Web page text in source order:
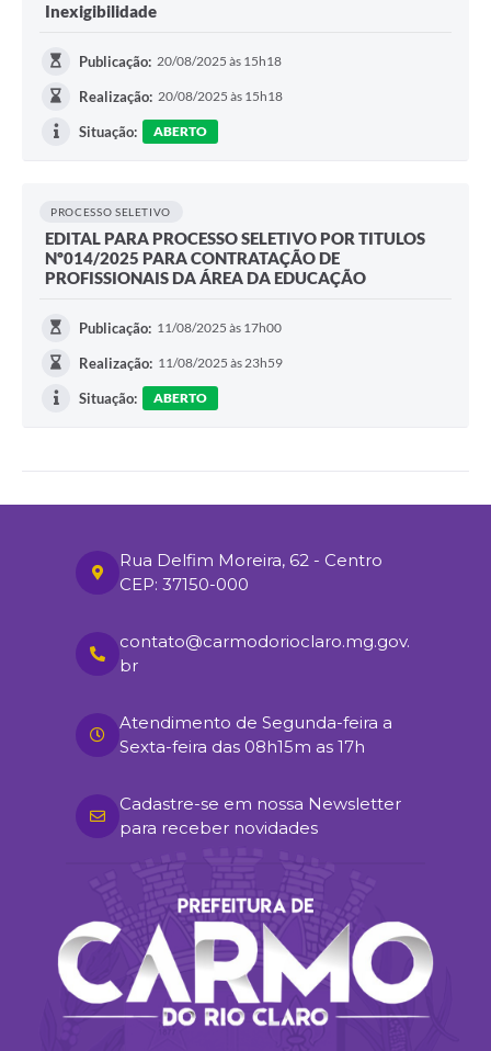
Inexigibilidade
Publicação: 20/08/2025 às 15h18
Realização: 20/08/2025 às 15h18
Situação: ABERTO
PROCESSO SELETIVO
EDITAL PARA PROCESSO SELETIVO POR TITULOS
Nº014/2025 PARA CONTRATAÇÃO DE
PROFISSIONAIS DA ÁREA DA EDUCAÇÃO
Publicação: 11/08/2025 às 17h00
Realização: 11/08/2025 às 23h59
Situação: ABERTO
Rua Delfim Moreira, 62 - Centro
CEP: 37150-000
contato@carmodorioclaro.mg.gov.
br
Atendimento de Segunda-feira a
Sexta-feira das 08h15m as 17h
Cadastre-se em nossa Newsletter
para receber novidades